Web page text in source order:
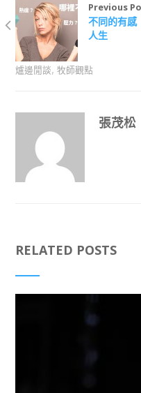
Previous
不同的有感
人生
爐邊閒談, 牧師觀點
張茂松
RELATED POSTS